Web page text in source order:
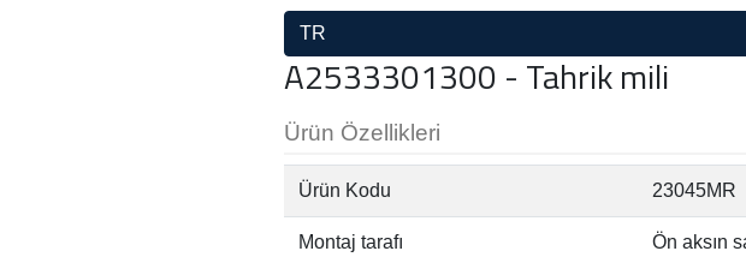
TR
A2533301300 - Tahrik mili
Ürün Özellikleri
Ürün Kodu 23045MR
Montaj tarafı Ön aksın